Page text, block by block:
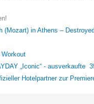
(Mozart) in Athens –
„Iconic“ - ausverkaufte
Hotelpartner zur